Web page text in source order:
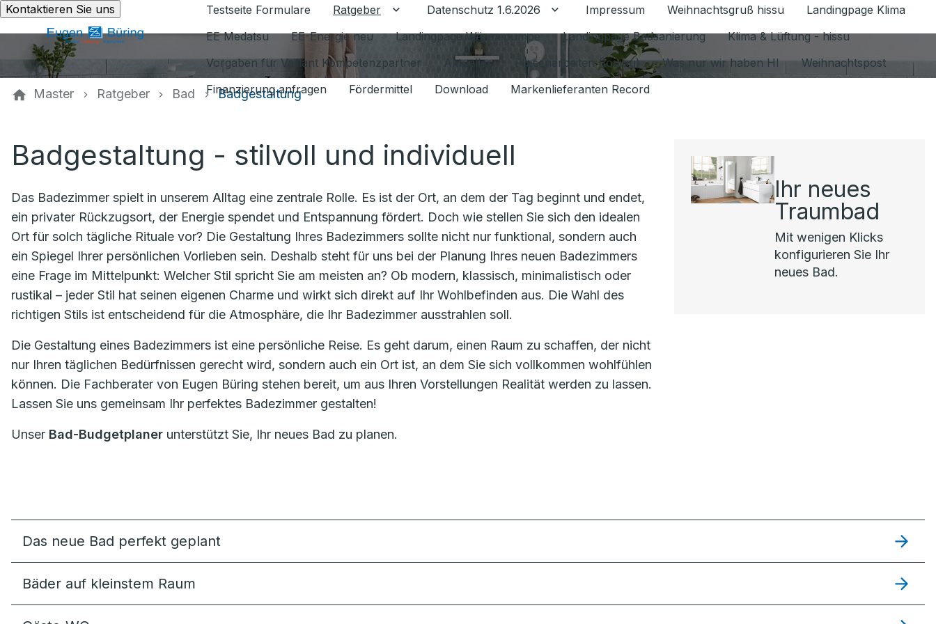
Kontaktieren Sie uns Testseite Formulare Ratgeber Untermenü für Ratgeber umschalten
Datenschutz 1.6.2026 Untermenü für Datenschutz 1.6.2026 umschalten
Impressum Weihnachtsgruß hissu
Landingpage Klima
EE Medatsu
EE-Energie neu Landingpage Wärmepumpe Landingpage Badsanierung
Klima & Lüftung - hissu
Vorgaben für Vaillant Kompetenzpartner
Aktuelles Fliesenarbeiten (toujou) Was nur wir haben HI
Weihnachtspost
Finanzierung anfragen
Fördermittel Download Markenlieferanten Record
Master Ratgeber Bad Badgestaltung
Badgestaltung - stilvoll und individuell
Das Badezimmer spielt in unserem Alltag eine zentrale Rolle. Es ist der Ort, an dem der Tag beginnt und endet,
ein privater Rückzugsort, der Energie spendet und Entspannung fördert. Doch wie stellen Sie sich den idealen
Ort für solch tägliche Rituale vor? Die Gestaltung Ihres Badezimmers sollte nicht nur funktional, sondern auch
ein Spiegel Ihrer persönlichen Vorlieben sein. Deshalb steht für uns bei der Planung Ihres neuen Badezimmers
eine Frage im Mittelpunkt: Welcher Stil spricht Sie am meisten an? Ob modern, klassisch, minimalistisch oder
rustikal – jeder Stil hat seinen eigenen Charme und wirkt sich direkt auf Ihr Wohlbefinden aus. Die Wahl des
richtigen Stils ist entscheidend für die Atmosphäre, die Ihr Badezimmer ausstrahlen soll.
Die Gestaltung eines Badezimmers ist eine persönliche Reise. Es geht darum, einen Raum zu schaffen, der nicht
nur Ihren täglichen Bedürfnissen gerecht wird, sondern auch ein Ort ist, an dem Sie sich vollkommen wohlfühlen
können. Die Fachberater von Eugen Büring stehen bereit, um aus Ihren Vorstellungen Realität werden zu lassen.
Lassen Sie uns gemeinsam Ihr perfektes Badezimmer gestalten!
Unser Bad-Budgetplaner unterstützt Sie, Ihr neues Bad zu planen.
Ihr neues
Traumbad
Mit wenigen Klicks
konfigurieren Sie Ihr
neues Bad.
Das neue Bad perfekt geplant
Bäder auf kleinstem Raum